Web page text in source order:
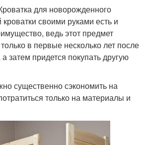
для новорожденного
кроватки своими руками есть и
ведь этот предмет
в первые несколько лет после
затем придется покупать другую
существенно сэкономить на
только на материалы и